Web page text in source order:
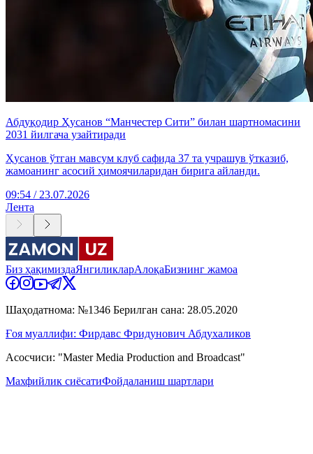
Абдуқодир Ҳусанов “Манчестер Сити” билан шартномасини
2031 йилгача узайтиради
Ҳусанов ўтган мавсум клуб сафида 37 та учрашув ўтказиб,
жамоанинг асосий ҳимоячиларидан бирига айланди.
09:54 / 23.07.2026
Лента
Биз ҳақимиздаЯнгиликларАлоқаБизнинг жамоа
Шаҳодатнома: №1346 Берилган сана: 28.05.2020
Ғоя муаллифи: Фирдавс Фридунович Абдухаликов
Асосчиси: "Master Media Production and Broadcast"
Махфийлик сиёсатиФойдаланиш шартлари